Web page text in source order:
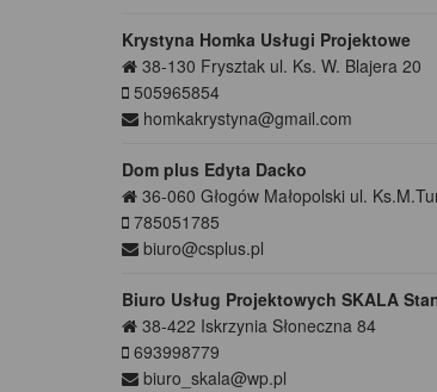
Krystyna Homka Usługi Projektowe
38-130 Frysztak ul. Ks. W. Blajera 20
505965854
homkakrystyna@gmail.com
Dom plus Edyta Dacko
36-060 Głogów Małopolski ul.
785051785
biuro@csplus.pl
Biuro Usług Projektowych SKALA
38-422 Iskrzynia Słoneczna 84
693998779
biuro_skala@wp.pl